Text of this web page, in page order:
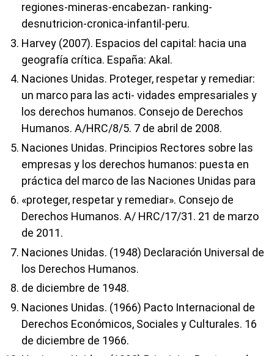
regiones-mineras-encabezan- ranking-
desnutricion-cronica-infantil-peru.
Harvey (2007). Espacios del capital: hacia una
geografía crítica. España: Akal.
Naciones Unidas. Proteger, respetar y remediar:
un marco para las acti- vidades empresariales y
los derechos humanos. Consejo de Derechos
Humanos. A/HRC/8/5. 7 de abril de 2008.
Naciones Unidas. Principios Rectores sobre las
empresas y los derechos humanos: puesta en
práctica del marco de las Naciones Unidas para
«proteger, respetar y remediar». Consejo de
Derechos Humanos. A/ HRC/17/31. 21 de marzo
de 2011.
Naciones Unidas. (1948) Declaración Universal de
los Derechos Humanos.
de diciembre de 1948.
Naciones Unidas. (1966) Pacto Internacional de
Derechos Económicos, Sociales y Culturales. 16
de diciembre de 1966.